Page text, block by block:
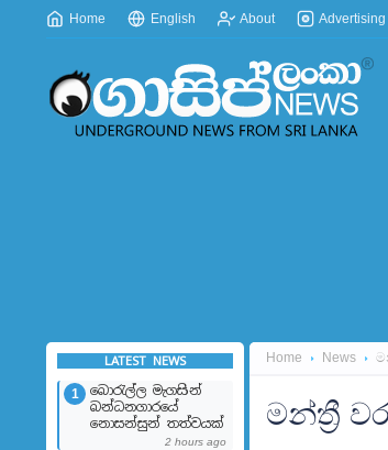
Home English About Advertising
LATEST NEWS
1
බොරැල්ල මැගසින්
බන්ධනගාරයේ
නොසන්සුන් තත්වයක්
2 hours ago
Home News
මන්ත්‍රී